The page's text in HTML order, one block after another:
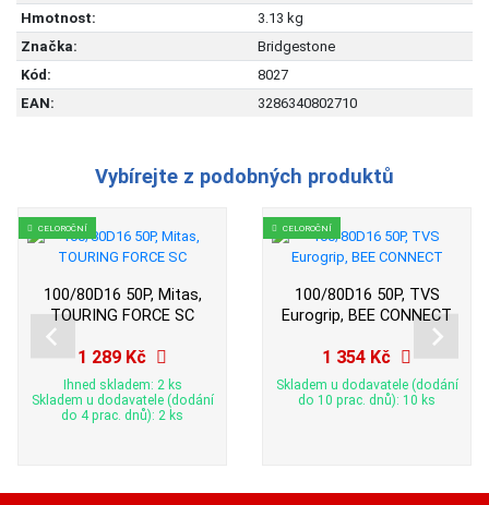
Hmotnost:
3.13 kg
Značka:
Bridgestone
Kód:
8027
EAN:
3286340802710
Vybírejte z podobných produktů
CELOROČNÍ
100/80D16 50P, Mitas,
TOURING FORCE SC
1 289 Kč
Ihned skladem: 2 ks
Skladem u dodavatele (dodání
do 4 prac. dnů): 2 ks
CELOROČNÍ
100/80D16 50P, TVS
Eurogrip, BEE CONNECT
1 354 Kč
Skladem u dodavatele (dodání
do 10 prac. dnů): 10 ks